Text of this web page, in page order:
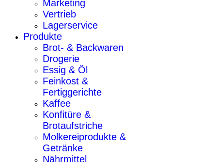
Marketing
Vertrieb
Lagerservice
Produkte
Brot- & Backwaren
Drogerie
Essig & Öl
Feinkost &
Fertiggerichte
Kaffee
Konfitüre &
Brotaufstriche
Molkereiprodukte &
Getränke
Nährmittel